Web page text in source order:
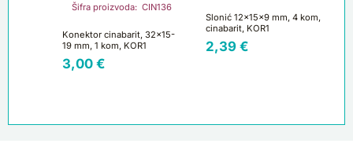
Šifra proizvoda: CIN136
Konektor cinabarit, 32×15-
19 mm, 1 kom, KOR1
3,00 €
Slonić 12x15x9 mm, 4 kom,
cinabarit, KOR1
2,39 €